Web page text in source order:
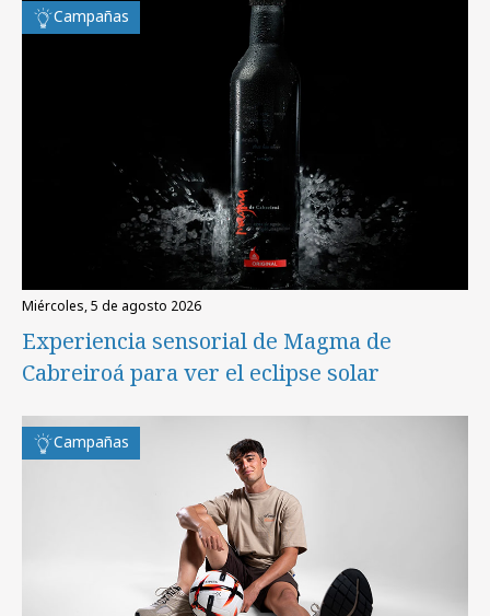
Campañas
miércoles, 5 de agosto 2026
Experiencia sensorial de Magma de
Cabreiroá para ver el eclipse solar
Campañas